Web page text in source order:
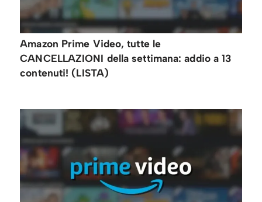
Amazon Prime Video, tutte le
CANCELLAZIONI della settimana: addio a 13
contenuti! (LISTA)